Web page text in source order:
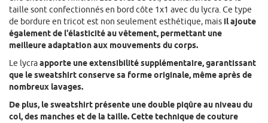
taille sont confectionnés en bord côte 1x1 avec du lycra. Ce type
de bordure en tricot est non seulement esthétique, mais il ajoute
également de l'élasticité au vêtement, permettant une
meilleure adaptation aux mouvements du corps.
Le lycraapporte une extensibilité supplémentaire, garantissant
que le sweatshirt conserve sa forme originale, même après de
nombreux lavages.
De plus, le sweatshirt présente une double piqûre au niveau du
col, des manches et de la taille. Cette technique de couture